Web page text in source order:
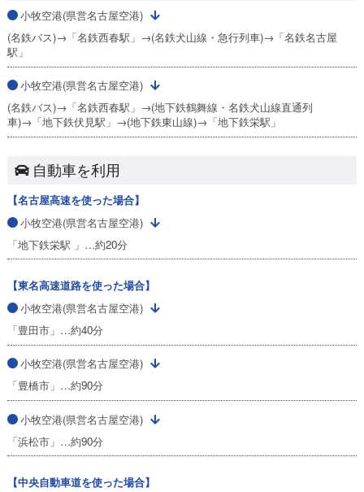
小牧空港(県営名古屋空港)
(名鉄バス)→「名鉄西春駅」→(名鉄犬山線・急行列車)→「名鉄名古屋
駅」
小牧空港(県営名古屋空港)
(名鉄バス)→「名鉄西春駅」→(地下鉄鶴舞線・名鉄犬山線直通列
車)→「地下鉄伏見駅」→(地下鉄東山線)→「地下鉄栄駅」
自動車を利用
【名古屋高速を使った場合】
小牧空港(県営名古屋空港)
「地下鉄栄駅 」…約20分
【東名高速道路を使った場合】
小牧空港(県営名古屋空港)
「豊田市」…約40分
小牧空港(県営名古屋空港)
「豊橋市」…約90分
小牧空港(県営名古屋空港)
「浜松市」…約90分
【中央自動車道を使った場合】